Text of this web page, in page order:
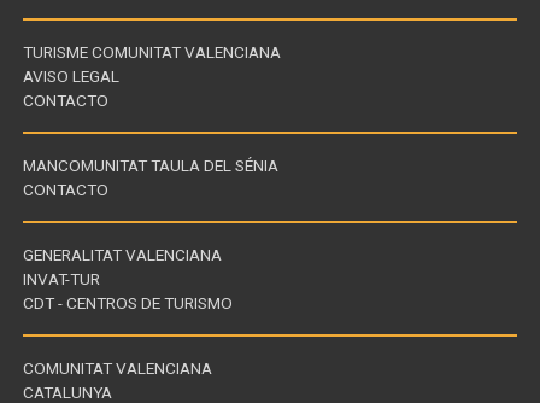
TURISME COMUNITAT VALENCIANA
AVISO LEGAL
CONTACTO
MANCOMUNITAT TAULA DEL SÉNIA
CONTACTO
Links
of
interest
GENERALITAT VALENCIANA
INVAT-TUR
CDT - CENTROS DE TURISMO
COMUNITAT VALENCIANA
CATALUNYA